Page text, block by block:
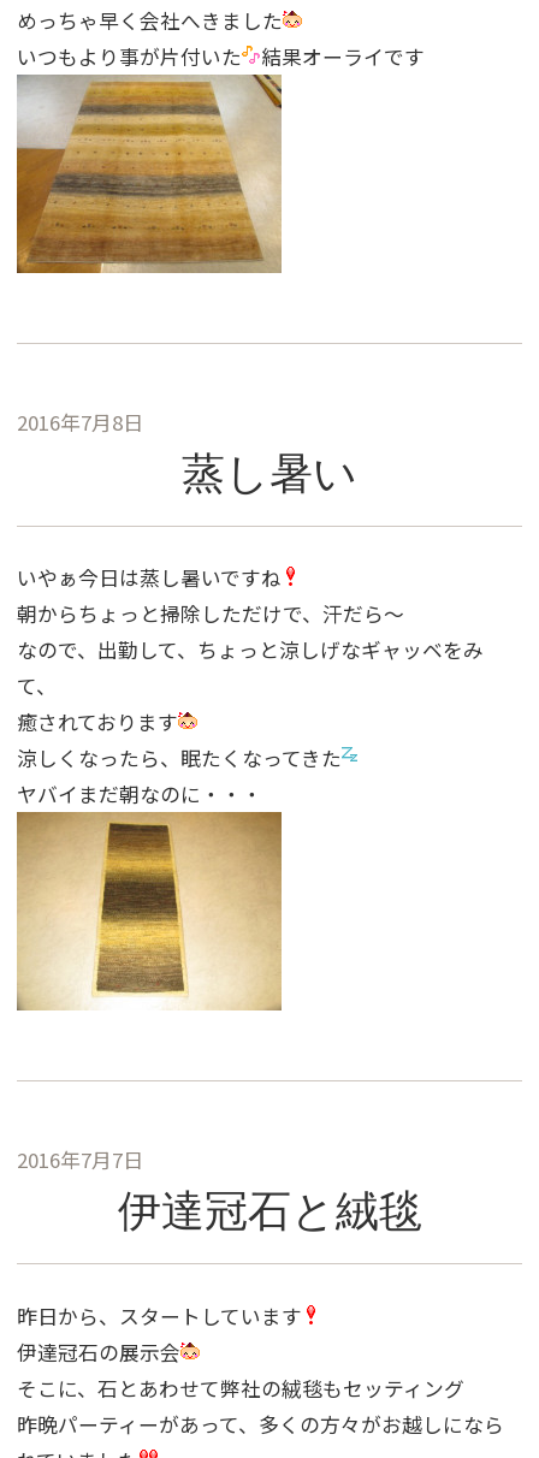
めっちゃ早く会社へきました
いつもより事が片付いた
結果オーライです
2016年7月8日
蒸し暑い
いやぁ今日は蒸し暑いですね
朝からちょっと掃除しただけで、汗だら〜
なので、出勤して、ちょっと涼しげなギャッベをみ
て、
癒されております
涼しくなったら、眠たくなってきた
ヤバイまだ朝なのに・・・
2016年7月7日
伊達冠石と絨毯
昨日から、スタートしています
伊達冠石の展示会
そこに、石とあわせて弊社の絨毯もセッティング
昨晩パーティーがあって、多くの方々がお越しになら